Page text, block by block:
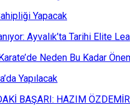
Yapacak
Ayvalık’ta Tarihi Elite
Neden Bu Kadar
Yapılacak
BAŞARI: HAZIM